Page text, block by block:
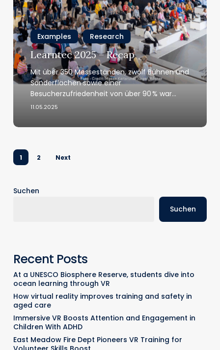
Pro
–
Recap
Examples
Research
Learntec 2025 – Recap
Mit über 350 Messeständen, zwölf Bühnen und
Sonderflächen sowie einer
Besucherzufriedenheit von über 90 % war…
11.05.2025
1 2 Next
Suchen
Suchen
Recent Posts
At a UNESCO Biosphere Reserve, students dive into
ocean learning through VR
How virtual reality improves training and safety in
aged care
Immersive VR Boosts Attention and Engagement in
Children With ADHD
East Meadow Fire Dept Pioneers VR Training for